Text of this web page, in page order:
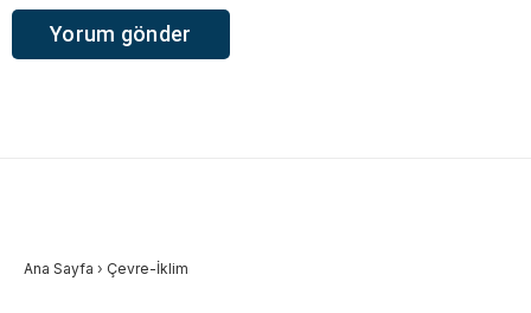
Ana Sayfa › Çevre-İklim